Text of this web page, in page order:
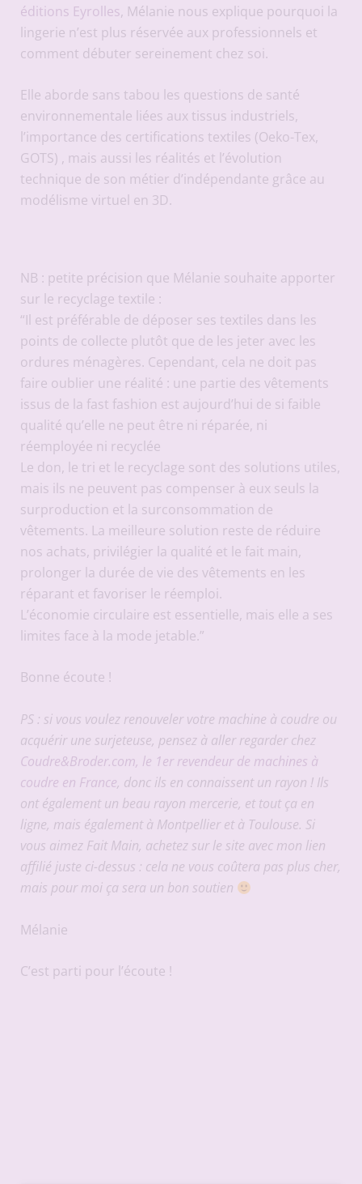
éditions Eyrolles, Mélanie nous explique pourquoi la
lingerie n’est plus réservée aux professionnels et
comment débuter sereinement chez soi.
Elle aborde sans tabou les questions de santé
environnementale liées aux tissus industriels,
l’importance des certifications textiles (Oeko-Tex,
GOTS) , mais aussi les réalités et l’évolution
technique de son métier d’indépendante grâce au
modélisme virtuel en 3D.
NB : petite précision que Mélanie souhaite apporter
sur le recyclage textile :
“Il est préférable de déposer ses textiles dans les
points de collecte plutôt que de les jeter avec les
ordures ménagères. Cependant, cela ne doit pas
faire oublier une réalité : une partie des vêtements
issus de la fast fashion est aujourd’hui de si faible
qualité qu’elle ne peut être ni réparée, ni
réemployée ni recyclée
Le don, le tri et le recyclage sont des solutions utiles,
mais ils ne peuvent pas compenser à eux seuls la
surproduction et la surconsommation de
vêtements. La meilleure solution reste de réduire
nos achats, privilégier la qualité et le fait main,
prolonger la durée de vie des vêtements en les
réparant et favoriser le réemploi.
L’économie circulaire est essentielle, mais elle a ses
limites face à la mode jetable.”
Bonne écoute !
PS : si vous voulez renouveler votre machine à coudre ou
acquérir une surjeteuse, pensez à aller regarder chez
Coudre&Broder.com, le 1er revendeur de machines à
coudre en France, donc ils en connaissent un rayon ! Ils
ont également un beau rayon mercerie, et tout ça en
ligne, mais également à Montpellier et à Toulouse. Si
vous aimez Fait Main, achetez sur le site avec mon lien
affilié juste ci-dessus : cela ne vous coûtera pas plus cher,
mais pour moi ça sera un bon soutien
Mélanie
C’est parti pour l’écoute !